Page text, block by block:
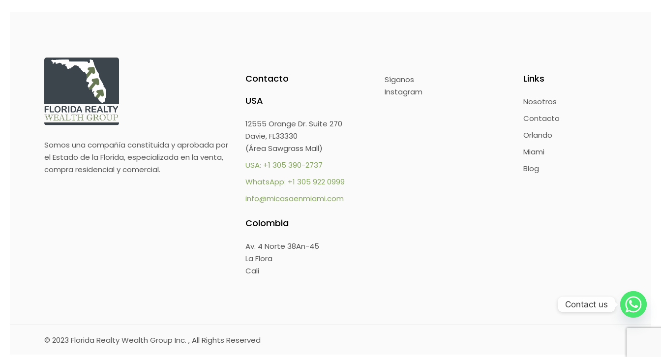
Somos una compañía constituida y aprobada por
el Estado de la Florida, especializada en la venta,
compra residencial y comercial.
Contacto
USA
12555 Orange Dr. Suite 270
Davie, FL33330
(Área Sawgrass Mall)
USA: +1 305 390-2737
WhatsApp: +1 305 922 0999
info@micasaenmiami.com
Colombia
Av. 4 Norte 38An-45
La Flora
Cali
Síganos
Instagram
Links
Nosotros
Contacto
Orlando
Miami
Blog
© 2023 Florida Realty Wealth Group Inc. , All Rights Reserved
Contact us